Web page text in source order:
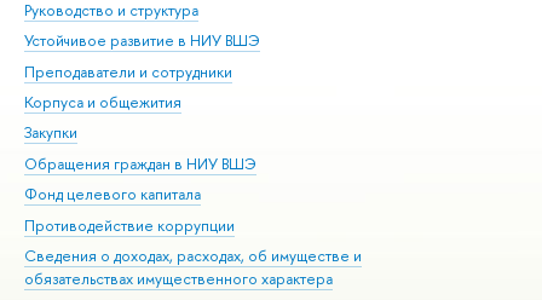
Руководство и структура
Устойчивое развитие в НИУ ВШЭ
Преподаватели и сотрудники
Корпуса и общежития
Закупки
Обращения граждан в НИУ ВШЭ
Фонд целевого капитала
Противодействие коррупции
Сведения о доходах, расходах, об имуществе и
обязательствах имущественного характера